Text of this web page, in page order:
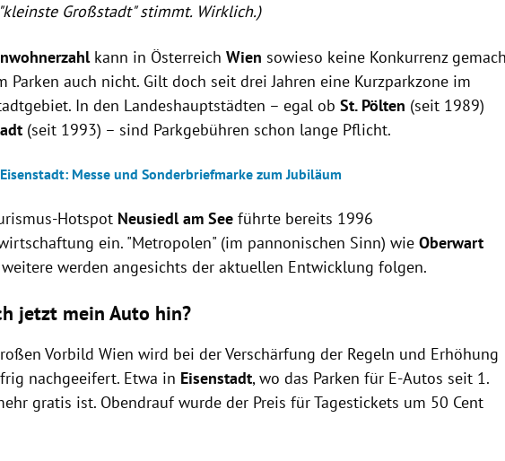
Großstadt" stimmt. Wirklich.)
kann in ÖsterreichWiensowieso keine Konkurrenz
Parken auch nicht. Gilt doch seit drei Jahren eine Kurzparkzone im
In den Landeshauptstädten – egal obSt. Pölten (seit 1989)
(seit 1993) – sind Parkgebühren schon lange Pflicht.
Messe und Sonderbriefmarke zum Jubiläum
Hotspot Neusiedl am See führte bereits 1996
ein. "Metropolen" (im pannonischen Sinn) wieOberwart
werden angesichts der aktuellen Entwicklung folgen.
jetzt mein Auto hin?
Vorbild Wien wird bei der Verschärfung der Regeln und Erhöhung
nachgeeifert. Etwa in Eisenstadt, wo das Parken für E-Autos seit 1.
gratis ist. Obendrauf wurde der Preis für Tagestickets um 50 Cent